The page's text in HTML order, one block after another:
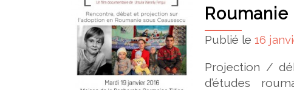
Roumanie
Publié le 16
Projection /
d’études